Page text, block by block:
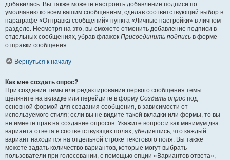
добавилась. Вы также можете настроить добавление подписи по
умолчанию ко всем вашим сообщениям, сделав соответствующий выбор в
параграфе «Отправка сообщений» пункта «Личные настройки» в личном
разделе. Несмотря на это, вы сможете отменить добавление подписи в
отдельных сообщениях, убрав флажок Присоединить подпись в форме
отправки сообщения.
Вернуться к началу
Как мне создать опрос?
При создании темы или редактировании первого сообщения темы
щёлкните на вкладке или перейдите в форму Создать опрос под
основной формой для создания сообщения, в зависимости от
используемого стиля; если вы не видите такой вкладки или формы, то вы
не имеете прав на создание опросов. Укажите вопрос и как минимум два
варианта ответа в соответствующих полях, убедившись, что каждый
вариант находится на отдельной строке текстового поля. Вы также
можете задать количество вариантов, которые могут выбрать
пользователи при голосовании, с помощью опции «Вариантов ответа»,